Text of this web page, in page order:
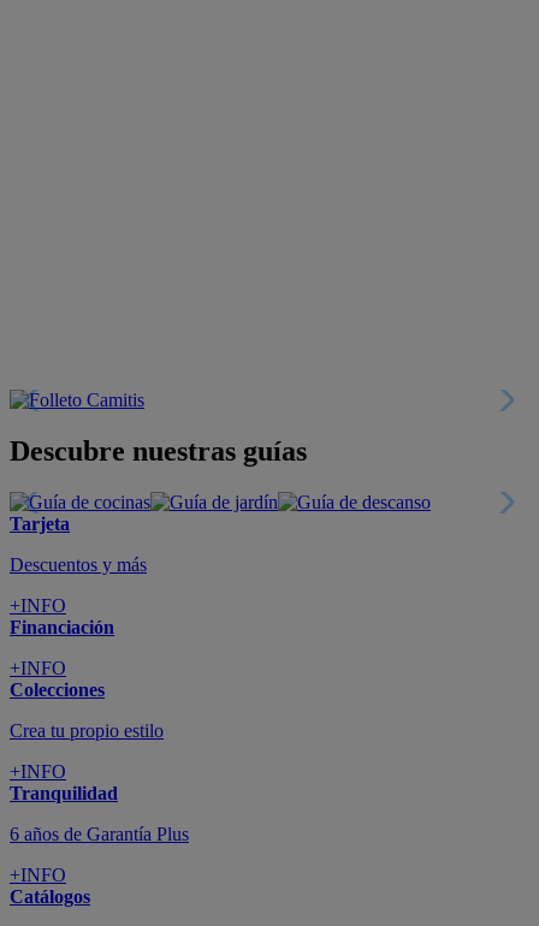
Descubre nuestras guías
Tarjeta
Descuentos y más
+INFO
Financiación
+INFO
Colecciones
Crea tu propio estilo
+INFO
Tranquilidad
6 años de Garantía Plus
+INFO
Catálogos